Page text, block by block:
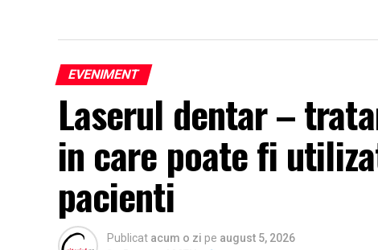
EVENIMENT
Laserul dentar –
in care poate fi
pacienti
Publicat acum o zi pe august 5, 2026